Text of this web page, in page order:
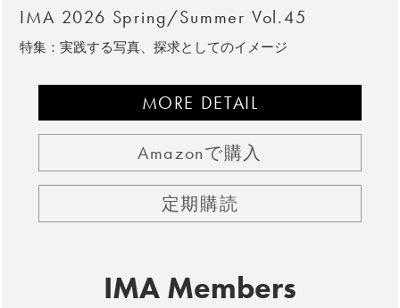
IMA 2026 Spring/Summer Vol.45
特集：実践する写真、探求としてのイメージ
MORE DETAIL
Amazonで購入
定期購読
IMA Members